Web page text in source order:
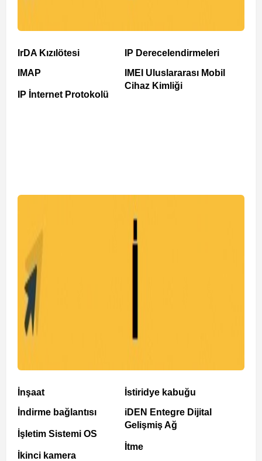
IrDA Kızılötesi
IMAP
IP İnternet Protokolü
IP Derecelendirmeleri
IMEI Uluslararası Mobil
Cihaz Kimliği
İnşaat
İndirme bağlantısı
İşletim Sistemi OS
İkinci kamera
İstiridye kabuğu
iDEN Entegre Dijital
Gelişmiş Ağ
İtme